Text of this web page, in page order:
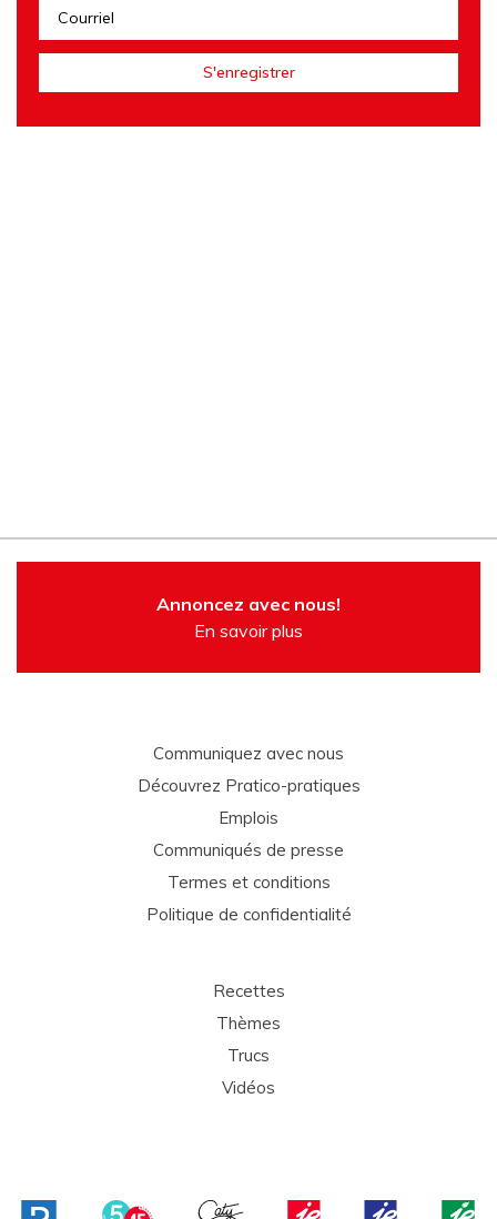
Annoncez avec nous!
En savoir plus
Communiquez avec nous
Découvrez Pratico-pratiques
Emplois
Communiqués de presse
Termes et conditions
Politique de confidentialité
Recettes
Thèmes
Trucs
Vidéos